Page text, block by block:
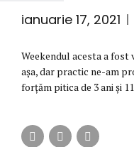
ianuarie 17, 2021
Weekendul acesta a fost
așa, dar practic ne-am
forțăm pitica de 3 ani și